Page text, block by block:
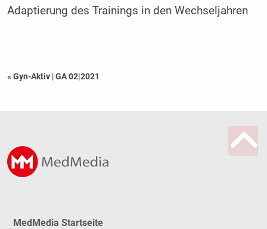
Adaptierung des Trainings in den Wechseljahren
« Gyn-Aktiv |GA 02|2021
MedMedia Startseite